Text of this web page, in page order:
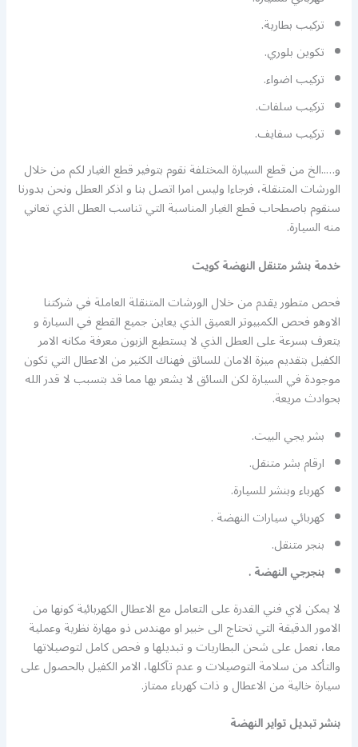
تركيب بطارية.
تكوين بلوري.
تركيب اضواء.
تركيب سلفات.
تركيب سفايف.
و…..الخ من قطع السيارة المختلفة نقوم بتوفير قطع الغيار لكم من خلال
الورشات المتنقلة، فرجاءا وليس امرا اتصل بنا و اذكر العطل ونحن بدورنا
سنقوم باصطحاب قطع الغيار المناسبة التي تناسب العطل الذي تعاني
منه السيارة.
خدمة بنشر متنقل النهضة كويت
فحص متطور يقدم من خلال الورشات المتنقلة العاملة في شركتنا
الاوهو فحص الكمبيوتر العميق الذي يعاين جميع القطع في السيارة و
يتعرف بسرعة على العطل الذي لا يستطيع الزبون معرفة مكانه الامر
الكفيل بتقديم ميزة الامان للسائق فهناك الكثير من الاعطال التي تكون
موجودة في السيارة لكن السائق لا يشعر بها مما قد بتسبب لا قدر الله
بحوادث مريعة.
بشر يجي البيت.
ارقام بشر متنقل.
كهرباء وبنشر للسيارة.
كهربائي سيارات النهضة .
بنجر متنقل.
بنجرجي النهضة .
لا يمكن لاي فني القدرة على التعامل مع الاعطال الكهربائية كونها من
الامور الدقيقة التي تحتاج الى خبير او مهندس ذو مهارة نظرية وعملية
معا، نعمل على شحن البطاريات و تبديلها و فحص كامل لتوصيلاتها
والتأكد من سلامة التوصيلات و عدم تآكلها، الامر الكفيل بالحصول على
سيارة خالية من الاعطال و ذات كهرباء ممتاز.
بنشر تبديل تواير النهضة